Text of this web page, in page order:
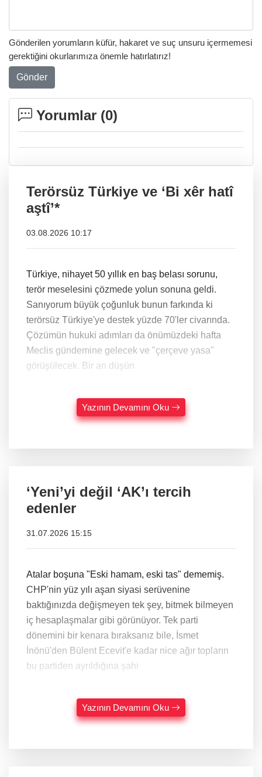
Gönderilen yorumların küfür, hakaret ve suç unsuru içermemesi
gerektiğini okurlarımıza önemle hatırlatırız!
Gönder
Yorumlar (0)
Terörsüz Türkiye ve ‘Bi xêr hatî
aştî’*
03.08.2026 10:17
Türkiye, nihayet 50 yıllık en baş belası sorunu,
terör meselesini çözmede yolun sonuna geldi.
Sanıyorum büyük çoğunluk bunun farkında ki
terörsüz Türkiye'ye destek yüzde 70'ler civarında.
Çözümün hukuki adımları da önümüzdeki hafta
Meclis gündemine gelecek ve "çerçeve yasa"
görüşülecek. Bir an düşün
Yazının Devamını Oku
‘Yeni’yi değil ‘AK’ı tercih
edenler
31.07.2026 15:15
Atalar boşuna "Eski hamam, eski tas" dememiş.
CHP'nin yüz yılı aşan siyasi serüvenine
baktığınızda değişmeyen tek şey, bitmek bilmeyen
iç hesaplaşmalar gibi görünüyor. Tek parti
dönemini bir kenara bıraksanız bile, İsmet
İnönü'den Bülent Ecevit'e kadar nice ağır topların
bu partiden ayrıldığına şahi
Yazının Devamını Oku